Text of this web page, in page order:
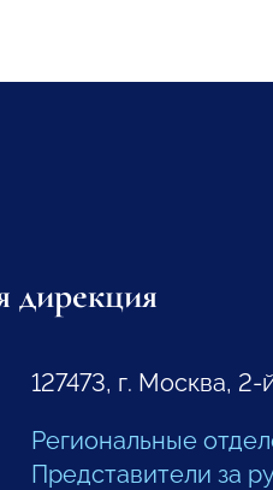
дирекция
127473, г. Москва,
Региональные
Представители за